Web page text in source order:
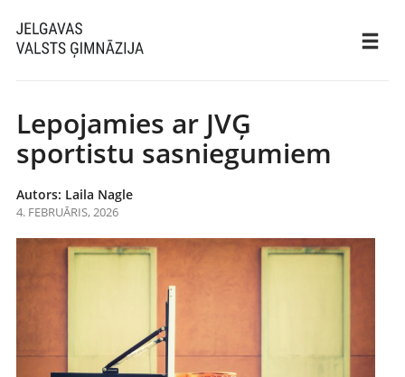
Lepojamies ar JVĢ
sportistu sasniegumiem
Autors: Laila Nagle
4. FEBRUĀRIS, 2026